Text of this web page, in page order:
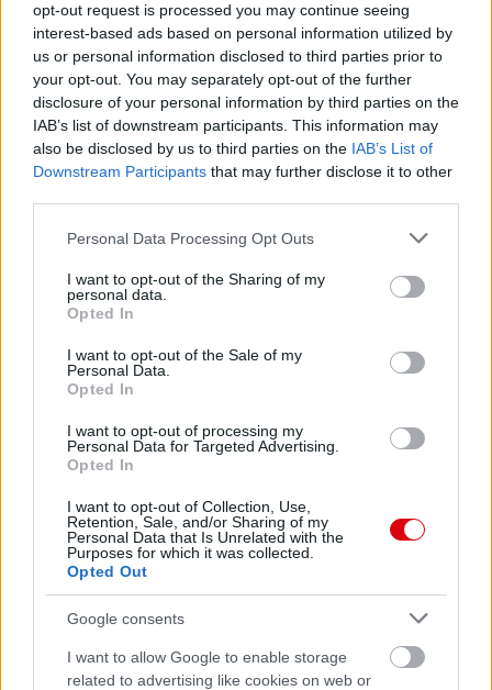
opt-out request is processed you may continue seeing
interest-based ads based on personal information utilized by
us or personal information disclosed to third parties prior to
your opt-out. You may separately opt-out of the further
disclosure of your personal information by third parties on the
IAB’s list of downstream participants. This information may
also be disclosed by us to third parties on the IAB’s List of
Downstream Participants that may further disclose it to other
Please note that this website/app uses one or more Google
not limited to your visit or usage behaviour. You may click to
grant or deny consent to Google and its third-party tags to
use your data for below specified purposes in below Google
consent section.
Personal Data Processing Opt Outs
I want to opt-out of the Sharing of my
personal data.
Opted In
I want to opt-out of the Sale of my
Personal Data.
Opted In
I want to opt-out of processing my
Personal Data for Targeted Advertising.
Opted In
I want to opt-out of Collection, Use,
Retention, Sale, and/or Sharing of my
Personal Data that Is Unrelated with the
Purposes for which it was collected.
Opted Out
Google consents
I want to allow Google to enable storage
related to advertising like cookies on web or
Meccs Center
Paris Saint-Germainvs
Manchester United
Felkészülési szezon 4. mérkőzés
Nya Ullevi, Göteborg
2026-08-08 17:00
AC MilanvsManchester United 2026-08-15 18:00
ELŐZŐ MÉRKŐZÉSEK
Támogatás